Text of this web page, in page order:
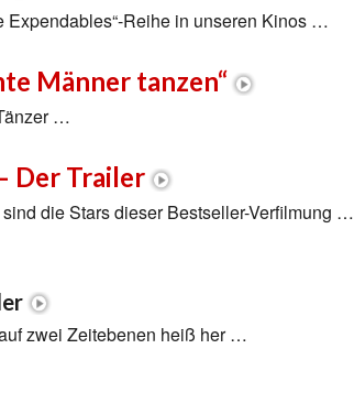
Expendables“-Reihe in unseren Kinos …
Männer tanzen“
…
Der Trailer
die Stars dieser Bestseller-Verfilmung …
zwei Zeitebenen heiß her …